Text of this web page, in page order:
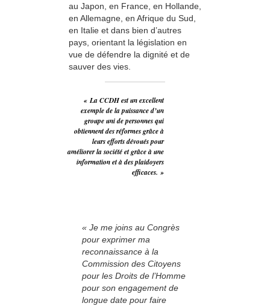
au Japon, en France, en Hollande,
en Allemagne, en Afrique du Sud,
en Italie et dans bien d’autres
pays, orientant la législation en
vue de défendre la dignité et de
sauver des vies.
« La CCDH est un excellent
exemple de la puissance d’un
groupe uni de personnes qui
obtiennent des réformes grâce à
leurs efforts dévoués pour
améliorer la société et grâce à une
information et à des plaidoyers
efficaces. »
« Je me joins au Congrès
pour exprimer ma
reconnaissance à la
Commission des Citoyens
pour les Droits de l’Homme
pour son engagement de
longue date pour faire